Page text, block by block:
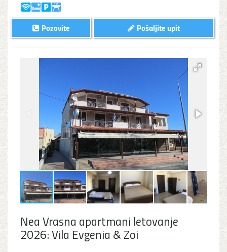
Pošaljite upit
Pozovite
Nea Vrasna apartmani letovanje
2026: Vila Evgenia & Zoi